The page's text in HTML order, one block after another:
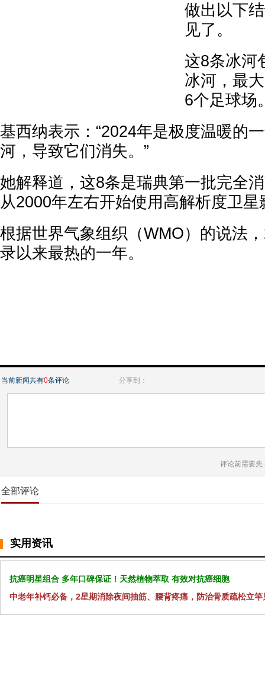
做出以下
见了。
这8条冰河
冰河，最
6个足球场
基西纳表示：“2024年是极度温暖的
河，导致它们消失。”
她解释道，这8条是瑞典第一批完全
从2000年左右开始使用高解析度卫
根据世界气象组织（WMO）的说法
录以来最热的一年。
当前新闻共有0条评论 分享到：
评论前需要先
全部评论
实用资讯
抗癌明星组合 多年口碑保证！天然植物萃取 有效对抗癌细胞
中老年补钙必备，2星期消除夜间抽筋、腰背疼痛，防治骨质疏松立竿